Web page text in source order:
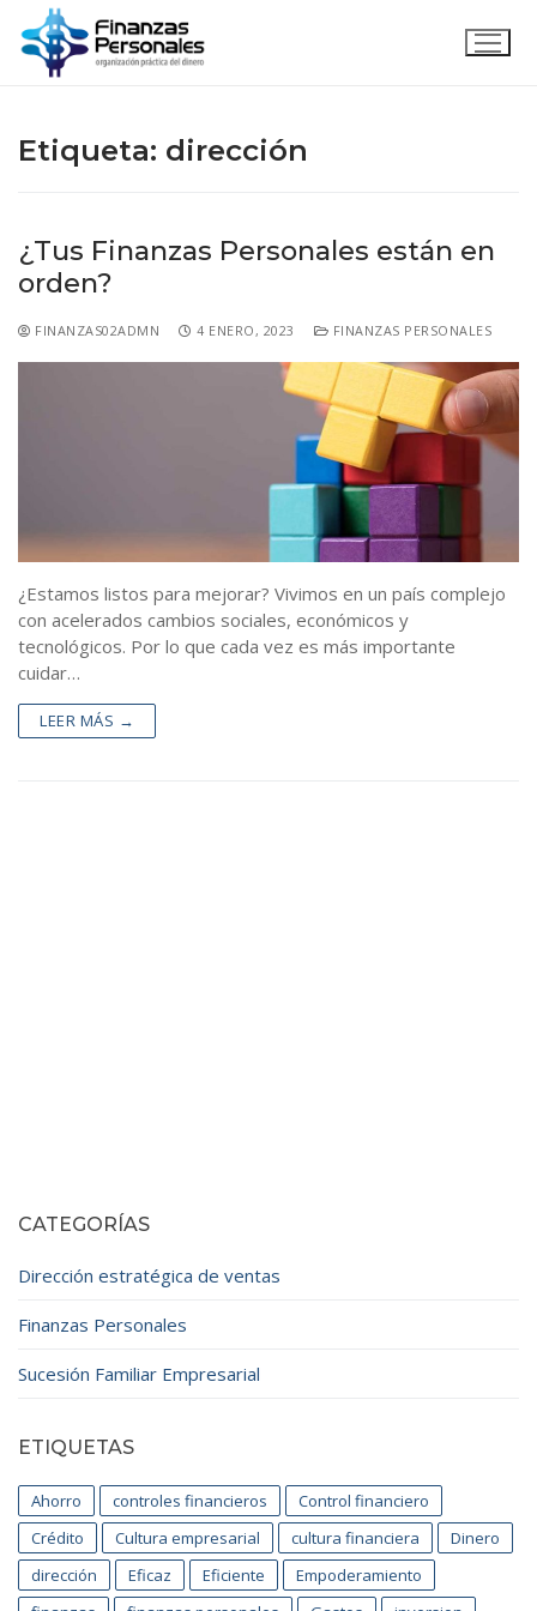
Alcancías M.S.P.
Contacto
Etiqueta: dirección
¿Tus Finanzas Personales están en
orden?
FINANZAS02ADMN 4 ENERO, 2023 FINANZAS PERSONALES
¿Estamos listos para mejorar? Vivimos en un país complejo
con acelerados cambios sociales, económicos y
tecnológicos. Por lo que cada vez es más importante
cuidar…
LEER MÁS →
CATEGORÍAS
Dirección estratégica de ventas
Finanzas Personales
Sucesión Familiar Empresarial
ETIQUETAS
Ahorro controles financieros
Control financiero
Crédito
Cultura empresarial cultura financiera
Dinero
dirección
Eficaz Eficiente
Empoderamiento